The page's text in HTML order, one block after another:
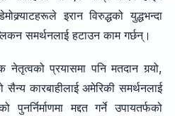
इरान विरुद्धको युद्धभन्दा
समर्थनलाई हटाउन काम गर्छन्।
प्रयासमा पनि मतदान गर्‍यो,
कारबाहीलाई अमेरिकी समर्थनलाई
मद्दत गर्ने उपायतर्फको